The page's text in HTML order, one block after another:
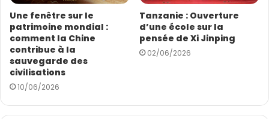
Une fenêtre sur le
patrimoine mondial :
comment la Chine
contribue à la
sauvegarde des
civilisations
10/06/2026
Tanzanie : Ouverture
d’une école sur la
pensée de Xi Jinping
02/06/2026